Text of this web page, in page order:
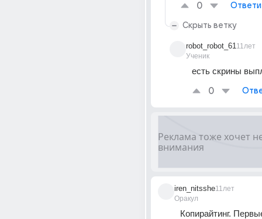
0
Скрыть ветку
robot_robot_61
Ученик
11лет
есть скрины
0
iren_nitsshe
Оракул
11лет
Копирайтинг.